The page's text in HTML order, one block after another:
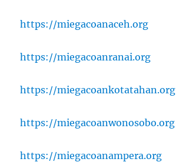
https://miegacoanaceh.org
https://miegacoanranai.org
https://miegacoankotatahan.org
https://miegacoanwonosobo.org
https://miegacoanampera.org